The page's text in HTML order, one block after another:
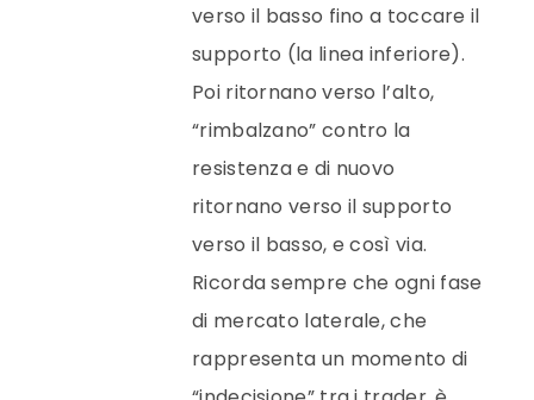
verso il basso fino a toccare il
supporto (la linea inferiore).
Poi ritornano verso l’alto,
“rimbalzano” contro la
resistenza e di nuovo
ritornano verso il supporto
verso il basso, e così via.
Ricorda sempre che ogni fase
di mercato laterale, che
rappresenta un momento di